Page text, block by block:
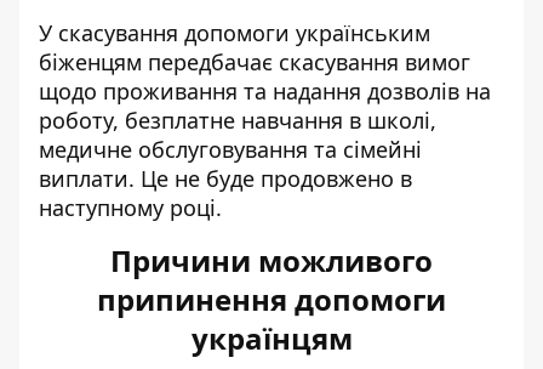
У скасування допомоги українським
біженцям передбачає скасування вимог
щодо проживання та надання дозволів на
роботу, безплатне навчання в школі,
медичне обслуговування та сімейні
виплати. Це не буде продовжено в
наступному році.
Причини можливого
припинення допомоги
українцям